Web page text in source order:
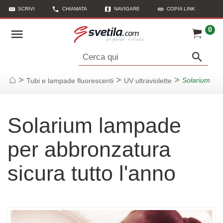
SCRIVI CHIAMATA NAVIGARE COPIA LINK
0
Cerca qui
Casa
> Tubi e lampade fluorescenti > UV ultraviolette > Solarium
Solarium lampade
per abbronzatura
sicura tutto l'anno